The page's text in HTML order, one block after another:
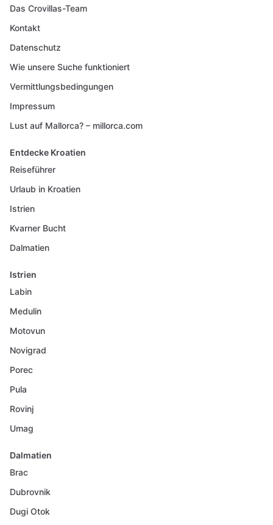
Das Crovillas-Team
Kontakt
Datenschutz
Wie unsere Suche funktioniert
Vermittlungsbedingungen
Impressum
Lust auf Mallorca? – millorca.com
Entdecke Kroatien
Reiseführer
Urlaub in Kroatien
Istrien
Kvarner Bucht
Dalmatien
Istrien
Labin
Medulin
Motovun
Novigrad
Porec
Pula
Rovinj
Umag
Dalmatien
Brac
Dubrovnik
Dugi Otok